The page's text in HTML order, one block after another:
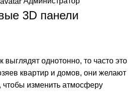
3D панели
выглядят однотонно, то часто это
квартир и домов, они желают
чтобы изменить атмосферу